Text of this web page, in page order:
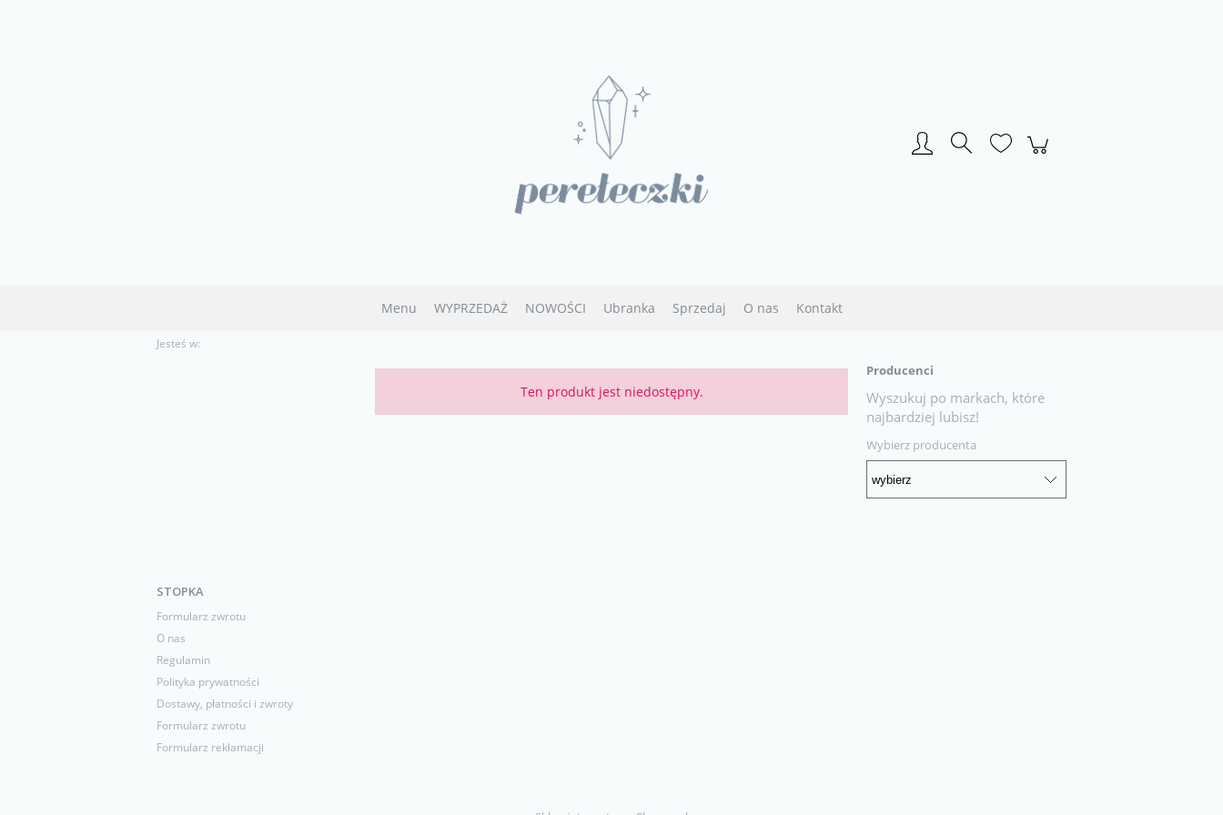
Menu WYPRZEDAŻ NOWOŚCI Ubranka Sprzedaj O nas Kontakt
Jesteś w:
Ten produkt jest niedostępny.
Producenci
Wyszukuj po markach, które
najbardziej lubisz!
Wybierz producenta
STOPKA
Formularz zwrotu
O nas
Regulamin
Polityka prywatności
Dostawy, płatności i zwroty
Formularz zwrotu
Formularz reklamacji